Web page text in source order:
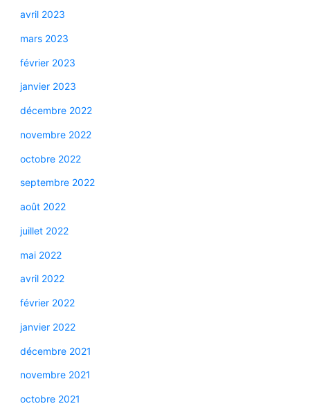
avril 2023
mars 2023
février 2023
janvier 2023
décembre 2022
novembre 2022
octobre 2022
septembre 2022
août 2022
juillet 2022
mai 2022
avril 2022
février 2022
janvier 2022
décembre 2021
novembre 2021
octobre 2021